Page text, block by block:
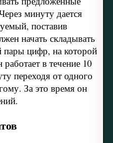
минуту дается
поставив
начать складывать
пары цифр, на которой
работает в течение 10
переходя от одного
За это время он